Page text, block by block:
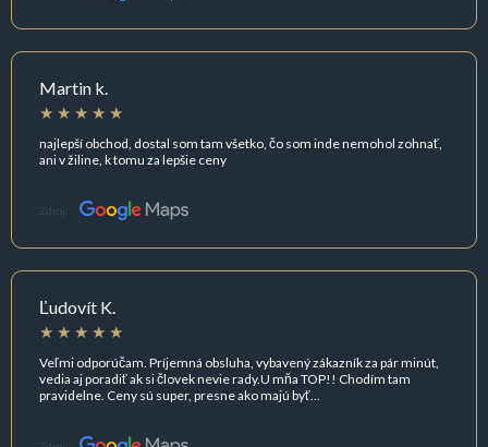
Martin k.
najlepší obchod, dostal som tam všetko, čo som inde nemohol zohnať,
ani v žiline, k tomu za lepšie ceny
Zdroj:
Ľudovít K.
Veľmi odporúčam. Príjemná obsluha, vybavený zákazník za pár minút,
vedia aj poradiť ak si človek nevie rady.U mňa TOP!! Chodím tam
pravidelne. Ceny sú super, presne ako majú byť...